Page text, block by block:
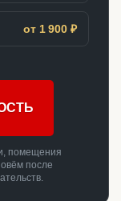
от 1 900 ₽
помещения
после